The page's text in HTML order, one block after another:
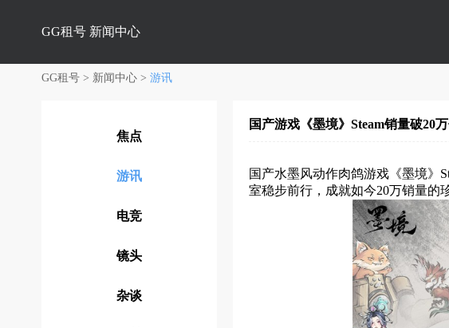
GG租号 新闻中心
GG租号 > 新闻中心 > 游讯
焦点
游讯
电竞
镜头
杂谈
国产游戏《墨境》Steam销量破20
国产水墨风动作肉鸽游戏《墨境》
室稳步前行，成就如今20万销量的